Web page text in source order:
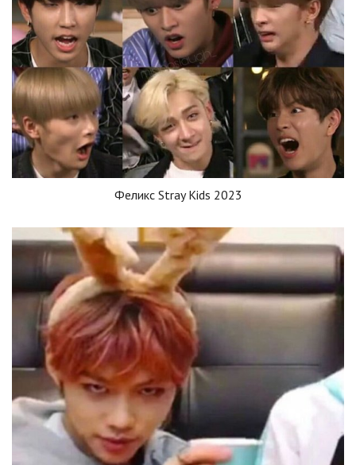
Феликс Stray Kids 2023